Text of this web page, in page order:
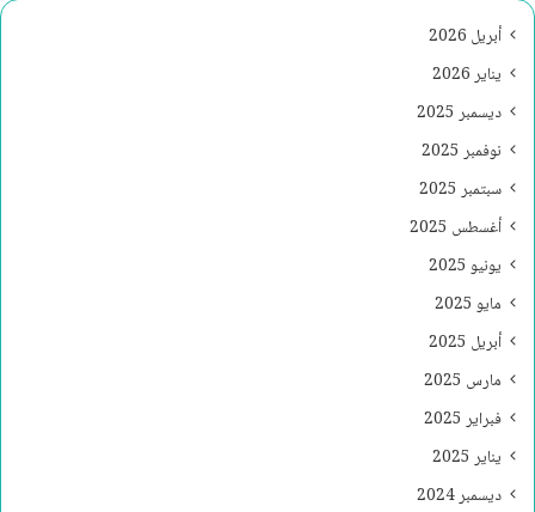
أبريل 2026
يناير 2026
ديسمبر 2025
نوفمبر 2025
سبتمبر 2025
أغسطس 2025
يونيو 2025
مايو 2025
أبريل 2025
مارس 2025
فبراير 2025
يناير 2025
ديسمبر 2024